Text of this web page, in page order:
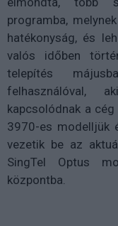
programba,
hatékonyság, és
valós időben
telepítés
felhasználóval,
kapcsolódnak a
3970-es modelljük
vezetik be az
SingTel Optus
központba.